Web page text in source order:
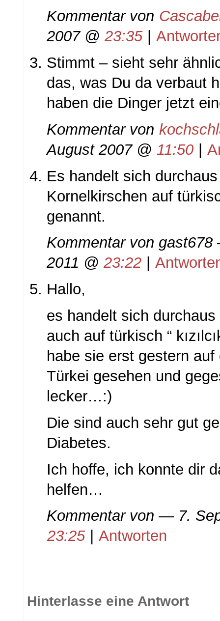
Kommentar von
2007 @ 23:35
Stimmt – sieht sehr
das, was Du da verbaut
haben die Dinger jetzt
Kommentar von
August 2007 @ 11:50
Es handelt sich
Kornelkirschen auf
genannt.
Kommentar von gast678
2011 @ 23:22
Hallo,
es handelt sich
auch auf türkisch “
habe sie erst gestern
Türkei gesehen und
lecker…:)
Die sind auch sehr gut
Diabetes.
Ich hoffe, ich konnte dir
helfen…
Kommentar von— 7.
23:25
Antworten
Hinterlasse eine Antwort